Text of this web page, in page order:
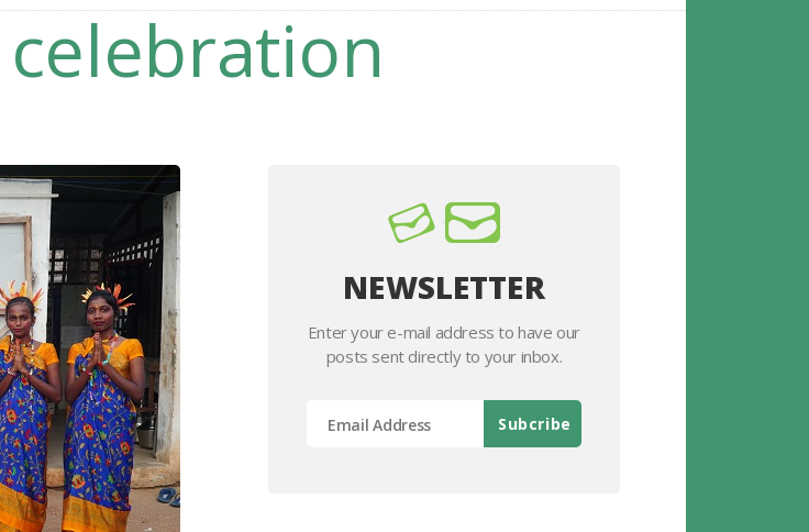
NEWSLETTER
Enter your e-mail address to have our
posts sent directly to your inbox.